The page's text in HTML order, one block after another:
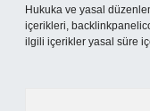
Hukuka ve yasal
içerikleri,
ilgili içerikler yasal süre